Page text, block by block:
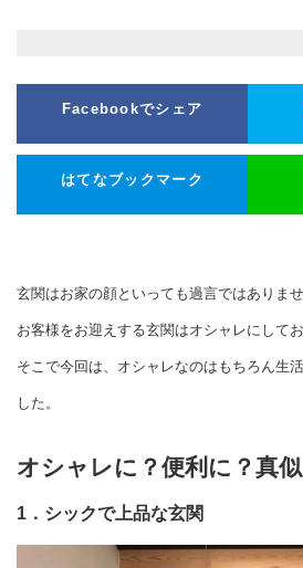
Facebookでシェア
はてなブックマーク
玄関はお家の顔といっても過言ではありませ
お客様をお迎えする玄関はオシャレにして
そこで今回は、オシャレなのはもちろん生
した。
オシャレに？便利に？真
1．シックで上品な玄関